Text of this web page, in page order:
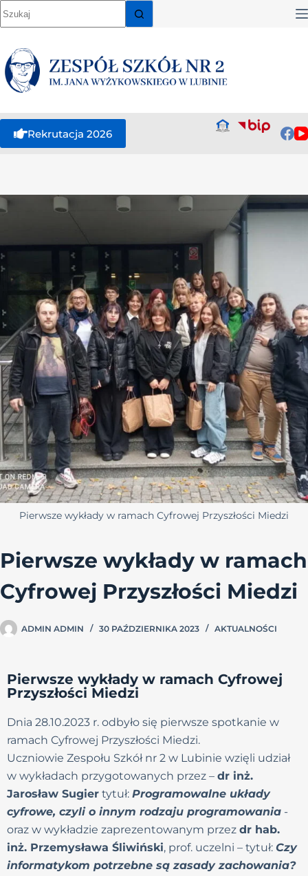
Rekrutacja 2026
Pierwsze wykłady w ramach Cyfrowej Przyszłości Miedzi
Pierwsze wykłady w ramach
Cyfrowej Przyszłości Miedzi
ADMIN ADMIN 30 PAŹDZIERNIKA 2023 AKTUALNOŚCI
Pierwsze wykłady w ramach Cyfrowej
Przyszłości Miedzi
Dnia 28.10.2023 r. odbyło się pierwsze spotkanie w
ramach Cyfrowej Przyszłości Miedzi.
Uczniowie Zespołu Szkół nr 2 w Lubinie wzięli udział
w wykładach przygotowanych przez – dr inż.
Jarosław Sugier tytuł: Programowalne układy
cyfrowe, czyli o innym rodzaju programowania -
oraz w wykładzie zaprezentowanym przez dr hab.
inż. Przemysława Śliwiński, prof. uczelni – tytuł: Czy
informatykom potrzebne są zasady zachowania?